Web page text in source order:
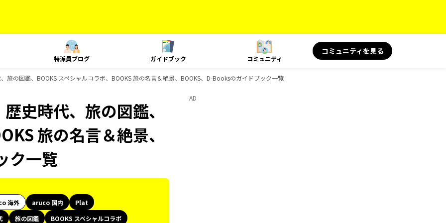
特派員ブログ ガイドブック コミュニティ
コミュニティを見る
旅の図鑑、BOOKS スペシャルコラボ、BOOKS 旅の名言＆絶景、BOOKS、D-Booksのガイドブック一覧
史時代、旅の図鑑、
旅の名言＆絶景、
ク一覧
海外 aruco 国内
Plat
旅の図鑑 BOOKS スペシャルコラボ
AD